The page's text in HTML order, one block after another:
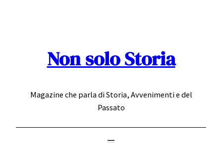
Non solo Storia
Magazine che parla di Storia, Avvenimenti e del
Passato